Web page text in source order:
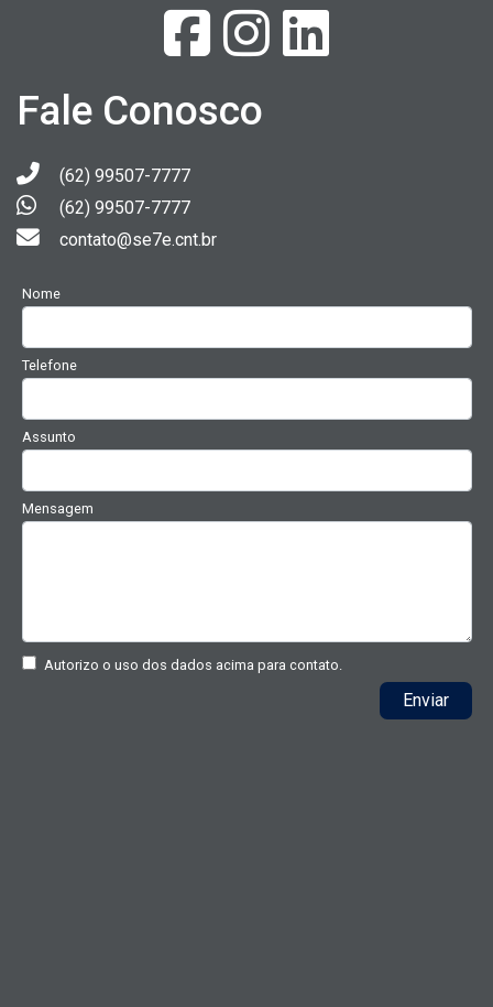
Fale Conosco
(62) 99507-7777
(62) 99507-7777
contato@se7e.cnt.br
Nome
Telefone
Assunto
Mensagem
Autorizo o uso dos dados acima para contato.
Enviar